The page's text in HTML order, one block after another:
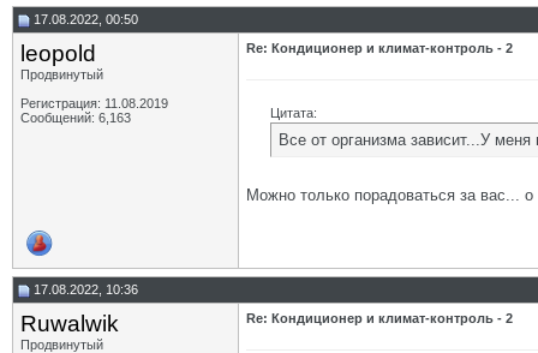
17.08.2022, 00:50
leopold
Продвинутый
Регистрация: 11.08.2019
Сообщений: 6,163
Re: Кондиционер и климат-контроль - 2
Цитата:
Все от организма зависит...У
Можно только порадоваться за вас...
17.08.2022, 10:36
Ruwalwik
Продвинутый
Re: Кондиционер и климат-контроль - 2